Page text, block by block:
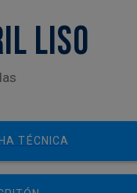
LISO
TÉCNICA